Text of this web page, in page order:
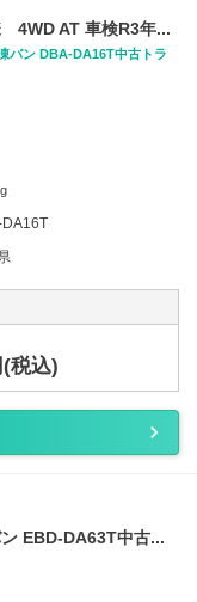
4WD AT 車検R3年...
バン DBA-DA16T中古トラ
DA16T
(税込)
EBD-DA63T中古...